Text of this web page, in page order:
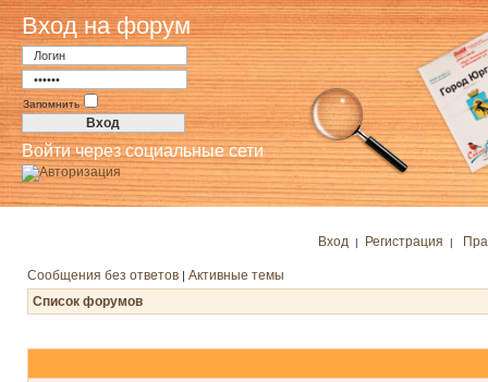
Вход на форум
Запомнить
Войти через социальные сети
Вход | Регистрация |
Сообщения без ответов | Активные темы
Список форумов